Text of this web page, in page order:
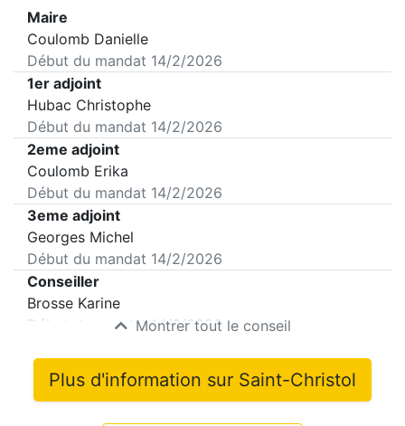
Maire
Coulomb Danielle
Début du mandat 14/2/2026
1er adjoint
Hubac Christophe
Début du mandat 14/2/2026
2eme adjoint
Coulomb Erika
Début du mandat 14/2/2026
3eme adjoint
Georges Michel
Début du mandat 14/2/2026
Conseiller
Brosse Karine
Début du mandat14/2/2026
Montrer tout le conseil
Plus d'information sur Saint-Christol